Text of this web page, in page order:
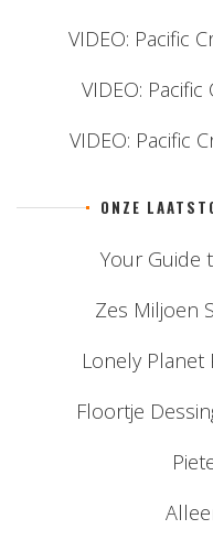
VIDEO: Pacific
VIDEO: Pacific
VIDEO: Pacific
ONZE
Your Guide
Zes Miljoen
Lonely Planet
Floortje